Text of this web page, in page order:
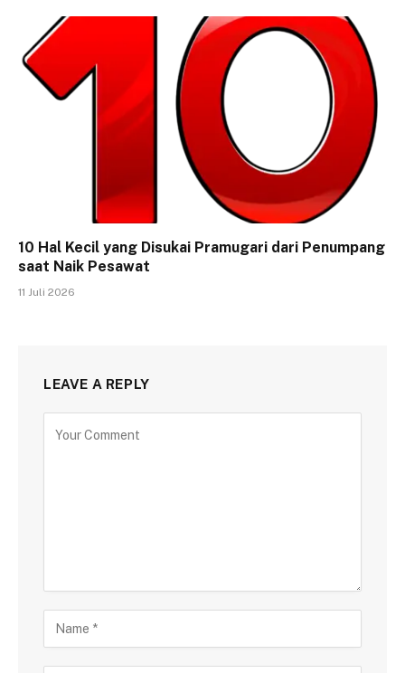
10 Hal Kecil yang Disukai Pramugari dari Penumpang
saat Naik Pesawat
11 Juli 2026
LEAVE A REPLY